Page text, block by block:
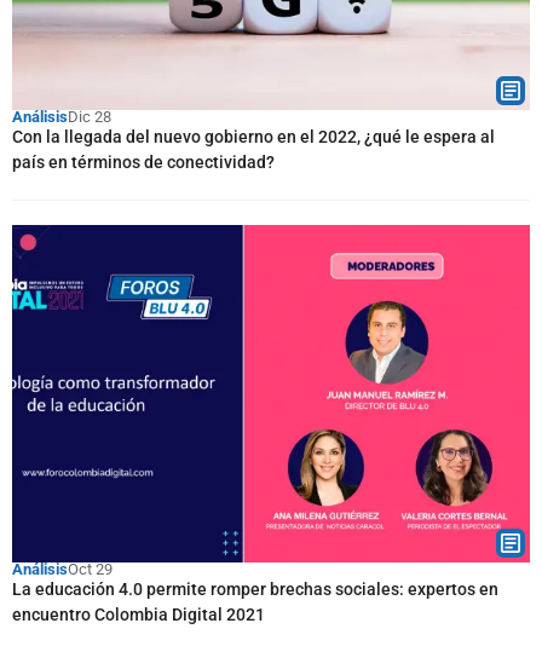
AnálisisDic 28
Con la llegada del nuevo gobierno en el 2022, ¿qué le espera al
país en términos de conectividad?
AnálisisOct 29
La educación 4.0 permite romper brechas sociales: expertos en
encuentro Colombia Digital 2021